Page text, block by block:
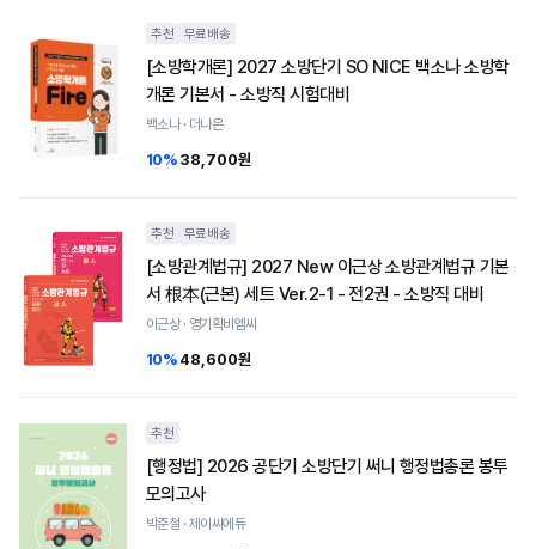
추천 무료배송
[소방학개론] 2027 소방단기 SO NICE 백소나 소방학
개론 기본서 - 소방직 시험대비
백소나 · 더나은
10% 38,700원
추천 무료배송
[소방관계법규] 2027 New 이근상 소방관계법규 기본
서 根本(근본) 세트 Ver.2-1 - 전2권 - 소방직 대비
이근상 · 영기획비엠씨
10% 48,600원
추천
[행정법] 2026 공단기 소방단기 써니 행정법총론 봉투
모의고사
박준철 · 제이씨에듀